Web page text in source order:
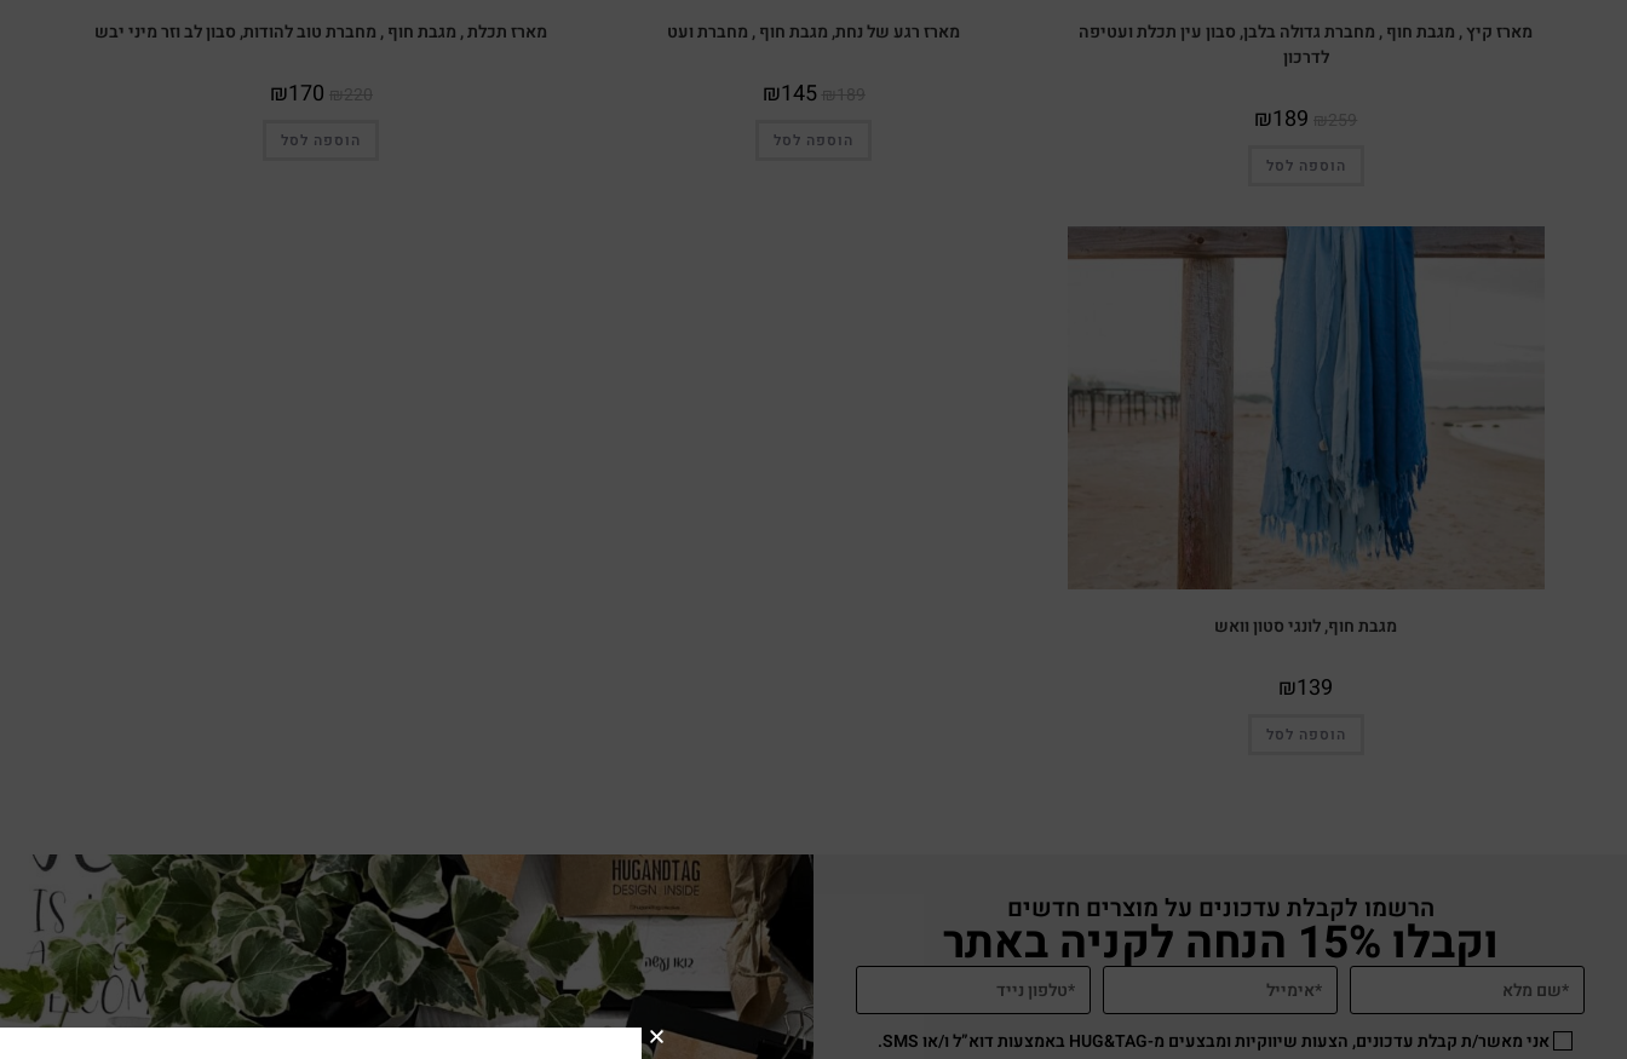
מארז קיץ , מגבת חוף , מחברת גדולה בלבן, סבון עין תכלת ועטיפה
לדרכון
₪189
הוספה לסל
מארז רגע של נחת, מגבת חוף , מחברת ועט
₪145
הוספה לסל
מארז תכלת , מגבת חוף , מחברת טוב להודות, סבון לב וזר מיני יבש
₪170
הוספה לסל
מגבת חוף, לונגי סטון וואש
₪139
הוספה לסל
הרשמו לקבלת עדכונים על מוצרים חדשים
וקבלו 15% הנחה לקניה באתר
אני מאשר/ת קבלת עדכונים, הצעות שיווקיות ומבצעים מ-HUG&TAG באמצעות דוא”ל ו/או SMS.